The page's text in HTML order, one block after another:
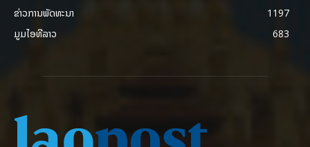
ຂ່າວການພັດທະນາ
1197
ມູມໄອທີລາວ
683